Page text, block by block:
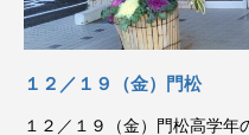
１２／１９（金）門松
１２／１９（金）門松高学